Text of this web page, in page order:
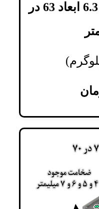
قیمت و خرید نبشی 6.3 ابعاد 63 در